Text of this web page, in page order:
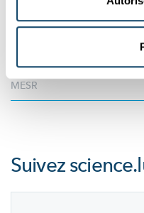
supérieur et à la
et
MESR
Suivez